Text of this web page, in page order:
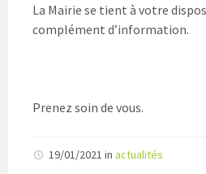
La Mairie se tient à votre
complément d’information.
Prenez soin de vous.
19/01/2021 in actualités